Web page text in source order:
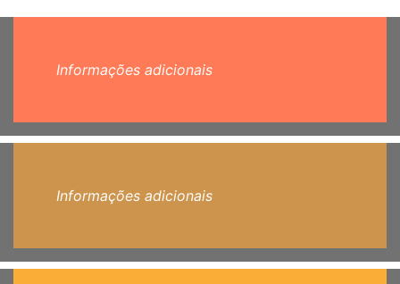
Informações adicionais
Informações adicionais